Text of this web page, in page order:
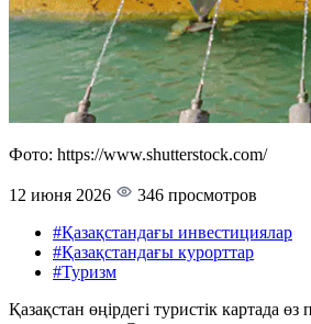
Фото: https://www.shutterstock.com/
12 июня 2026
346 просмотров
#Қазақстандағы инвестициялар
#Қазақстандағы курорттар
#Туризм
Қазақстан өңірдегі туристік картада